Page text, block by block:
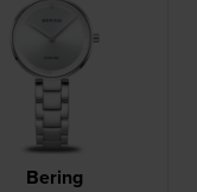
Bering